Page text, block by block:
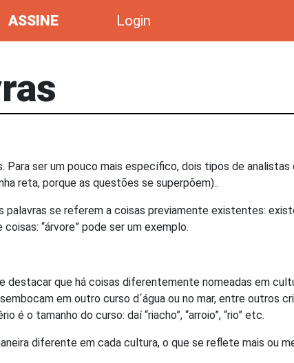
ASSINE Login
ser um pouco mais específico, dois tipos de
reta, porque as questões se superpõem)..
se referem a coisas previamente existentes:
“árvore” pode ser um exemplo.
destacar que há coisas diferentemente nomeadas em
em outro curso d´água ou no mar, entre outros
é o tamanho do curso: daí “riacho”, “arroio”, “rio” etc.
diferente em cada cultura, o que se reflete mais ou